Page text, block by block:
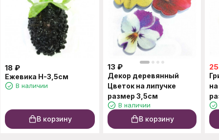
18 ₽
Ежевика H-3,5см
В наличии
В корзину
13 ₽
Декор деревянный
Цветок на липучке
размер 3,5см
В наличии
В корзину
25